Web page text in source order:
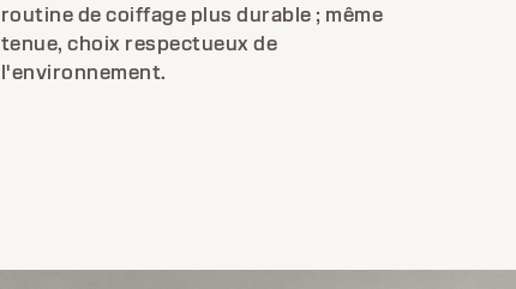
routine de coiffage plus durable ; même
tenue, choix respectueux de
l'environnement.